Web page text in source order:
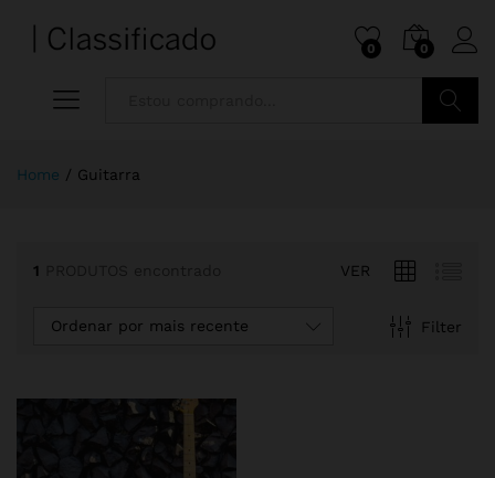
0 0
Home / Guitarra
1 VER
Filter
Ordenar por mais recente